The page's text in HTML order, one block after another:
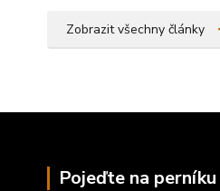
Zobrazit všechny články
Pojeďte na perníku